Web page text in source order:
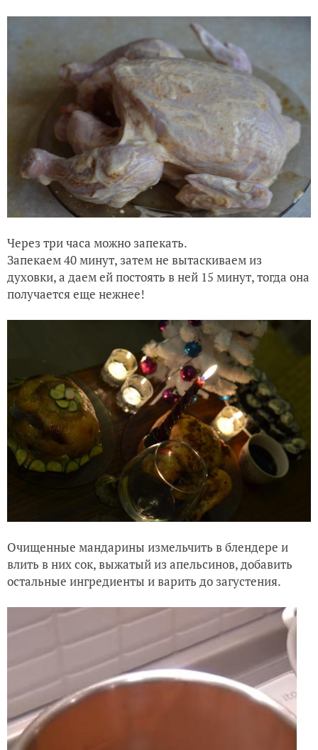
Через три часа можно запекать.
Запекаем 40 минут, затем не вытаскиваем из
духовки, а даем ей постоять в ней 15 минут, тогда она
получается еще нежнее!
Очищенные мандарины измельчить в блендере и
влить в них сок, выжатый из апельсинов, добавить
остальные ингредиенты и варить до загустения.